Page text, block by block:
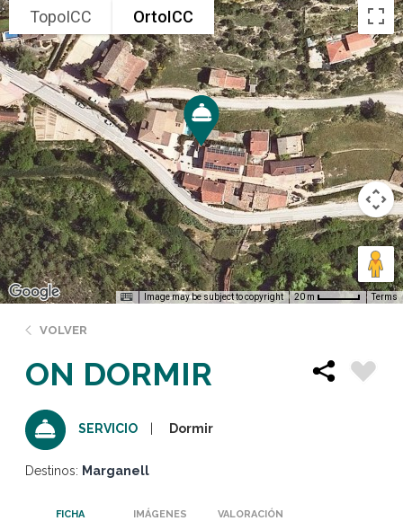
TopoICC OrtoICC
Image may be subject to copyright 20 m Terms
VOLVER
ON DORMIR
SERVICIO Dormir
Destinos: Marganell
FICHA IMÁGENES VALORACIÓN